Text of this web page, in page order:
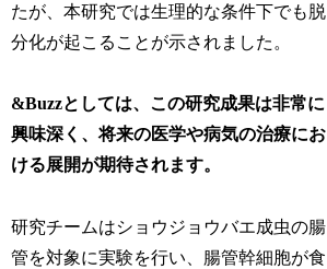
たが、本研究では生理的な条件下でも脱
分化が起こることが示されました。
&Buzzとしては、この研究成果は非常に
興味深く、将来の医学や病気の治療にお
ける展開が期待されます。
研究チームはショウジョウバエ成虫の腸
管を対象に実験を行い、腸管幹細胞が食